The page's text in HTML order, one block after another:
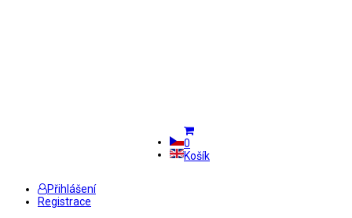
0
Košík
Přihlášení
Registrace